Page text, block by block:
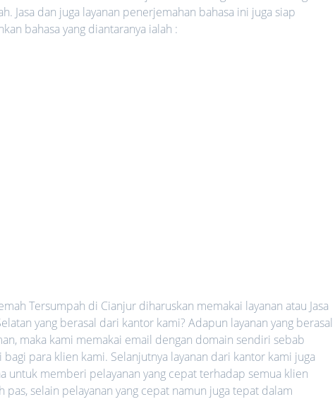
Jasa dan juga layanan penerjemahan bahasa ini juga siap
bahasa yang diantaranya ialah :
Tersumpah di Cianjur diharuskan memakai layanan atau Jasa
yang berasal dari kantor kami? Adapun layanan yang berasal
maka kami memakai email dengan domain sendiri sebab
para klien kami. Selanjutnya layanan dari kantor kami juga
untuk memberi pelayanan yang cepat terhadap semua klien
selain pelayanan yang cepat namun juga tepat dalam